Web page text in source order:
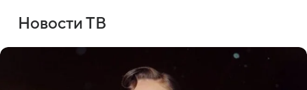
Новости ТВ